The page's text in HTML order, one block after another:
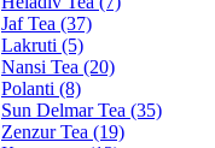
Jaf Tea (37)
Lakruti (5)
Nansi Tea (20)
Polanti (8)
Sun Delmar Tea (35)
Zenzur Tea (19)